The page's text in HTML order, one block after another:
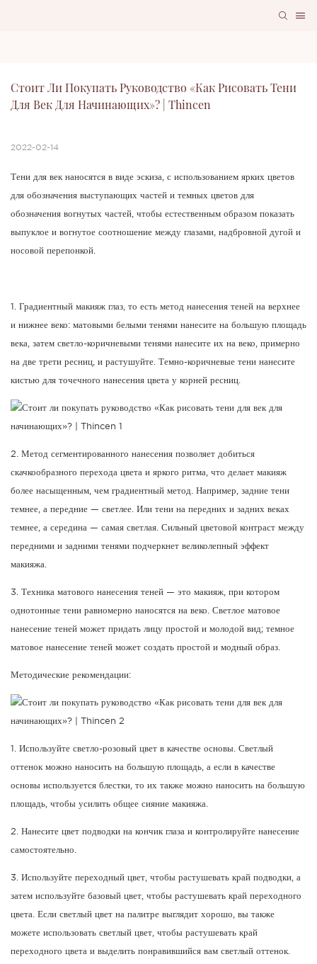
Стоит Ли Покупать Руководство «Как Рисовать Тени
Для Век Для Начинающих»? | Thincen
2022-02-14
Тени для век наносятся в виде эскиза, с использованием ярких цветов
для обозначения выступающих частей и темных цветов для
обозначения вогнутых частей, чтобы естественным образом показать
выпуклое и вогнутое соотношение между глазами, надбровной дугой и
носовой перепонкой.
1. Градиентный макияж глаз, то есть метод нанесения теней на верхнее
и нижнее веко: матовыми белыми тенями нанесите на большую площадь
века, затем светло-коричневыми тенями нанесите их на веко, примерно
на две трети ресниц, и растушуйте. Темно-коричневые тени нанесите
кистью для точечного нанесения цвета у корней ресниц.
2. Метод сегментированного нанесения позволяет добиться
скачкообразного перехода цвета и яркого ритма, что делает макияж
более насыщенным, чем градиентный метод. Например, задние тени
темнее, а передние — светлее. Или тени на передних и задних веках
темнее, а середина — самая светлая. Сильный цветовой контраст между
передними и задними тенями подчеркнет великолепный эффект
макияжа.
3. Техника матового нанесения теней — это макияж, при котором
однотонные тени равномерно наносятся на веко. Светлое матовое
нанесение теней может придать лицу простой и молодой вид; темное
матовое нанесение теней может создать простой и модный образ.
Методические рекомендации:
1. Используйте светло-розовый цвет в качестве основы. Светлый
оттенок можно наносить на большую площадь, а если в качестве
основы используется блестки, то их также можно наносить на большую
площадь, чтобы усилить общее сияние макияжа.
2. Нанесите цвет подводки на кончик глаза и контролируйте нанесение
самостоятельно.
3. Используйте переходный цвет, чтобы растушевать край подводки, а
затем используйте базовый цвет, чтобы растушевать край переходного
цвета. Если светлый цвет на палитре выглядит хорошо, вы также
можете использовать светлый цвет, чтобы растушевать край
переходного цвета и выделить понравившийся вам светлый оттенок.